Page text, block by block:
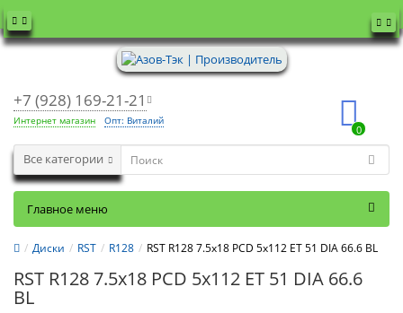
+7 (928) 169-21-21
Интернет магазин Опт: Виталий
0
Все категории
Главное меню
Диски RST R128 RST R128 7.5x18 PCD 5x112 ET 51 DIA 66.6 BL
RST R128 7.5x18 PCD 5x112 ET 51 DIA 66.6
BL